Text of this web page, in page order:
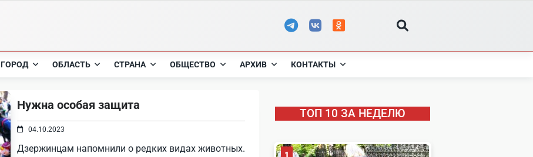
ГОРОД ОБЛАСТЬ СТРАНА ОБЩЕСТВО АРХИВ КОНТАКТЫ
Нужна особая защита
04.10.2023
Дзержинцам напомнили о редких видах животных.
ТОП 10 ЗА НЕДЕЛЮ